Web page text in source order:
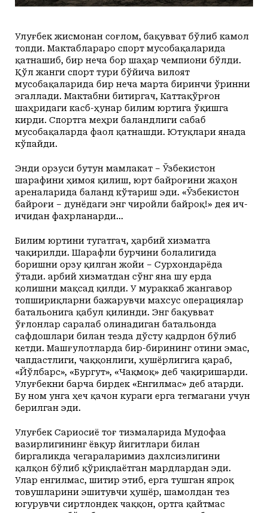
Улуғбек жисмонан соғлом, бақувват бўлиб камол
топди. Мактаблараро спорт мусобақаларида
қатнашиб, бир неча бор шаҳар чемпиони бўлди.
Қўл жанги спорт тури бўйича вилоят
мусобақаларида бир неча марта биринчи ўринни
эгаллади. Мактабни битиргач, Каттақўрғон
шаҳридаги касб-ҳунар билим юртига ўқишга
кирди. Спортга меҳри баландлиги сабаб
мусобақаларда фаол қатнашди. Ютуқлари янада
кўпайди.
Энди орзуси бутун мамлакат – Ўзбекистон
шарафини ҳимоя қилиш, юрт байроғини жаҳон
ареналарида баланд кўтариш эди. «Ўзбекистон
байроғи – дунёдаги энг чиройли байроқ!» дея ич-
ичидан фахрланарди…
Билим юртини тугатгач, ҳарбий хизматга
чақирилди. Шарафли бурчини болалигида
боришни орзу қилган жойи – Сурхондарёда
ўтади. Ҳарбий хизматдан сўнг яна шу ерда
қолишни мақсад қилди. У мураккаб жангавор
топшириқларни бажарувчи махсус операциялар
батальонига қабул қилинди. Энг бақувват
ўғлонлар саралаб олинадиган батальонда
сафдошлари билан тезда дўсту қадрдон бўлиб
кетди. Машғулотларда бир-бирининг отини эмас,
чапдастлиги, чаққонлиги, ҳушёрлигига қараб,
«Йўлбарс», «Бургут», «Чақмоқ» деб чақиришарди.
Улуғбекни барча бирдек «Енгилмас» деб атарди.
Бу ном унга ҳеч қачон кураги ерга тегмагани учун
берилган эди.
Улуғбек Сариосиё тоғ тизмаларида Мудофаа
вазирлигининг ёвқур йигитлари билан
биргаликда чегараларимиз дахлсизлигини
қалқон бўлиб қўриқлаётган мардлардан эди.
Улар енгилмас, шитир этиб, ерга тушган япроқ
товушларини эшитувчи ҳушёр, шамолдан тез
югурувчи сиртлондек чаққон, ортга қайтмас